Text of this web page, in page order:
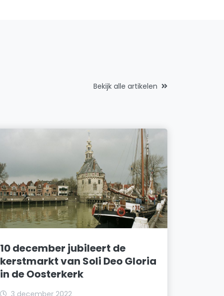
Bekijk alle artikelen
10 december jubileert de
kerstmarkt van Soli Deo Gloria
in de Oosterkerk
3 december 2022